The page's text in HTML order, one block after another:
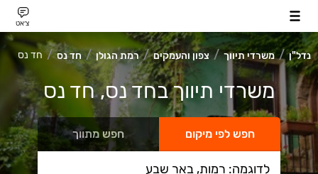
צ׳אט
נדל"ן משרדי תיווך צפון והעמקים רמת הגולן חד נס חד נס
משרדי תיווך בחד נס, חד נס
חפש לפי מיקום חפש מתווך